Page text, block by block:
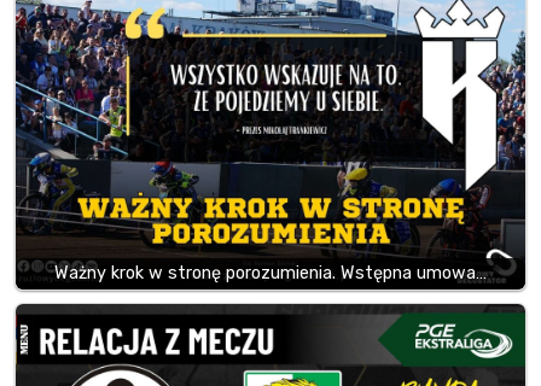
Ważny krok w stronę porozumienia. Wstępna umowa…